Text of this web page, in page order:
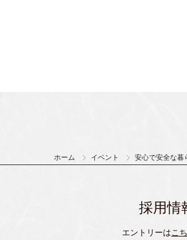
ホーム イベント 安心で安全な暮
採用情
エントリーはこ